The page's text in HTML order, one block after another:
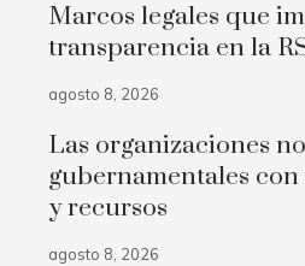
Marcos legales que
transparencia en la
agosto 8, 2026
Las organizaciones no
gubernamentales
y recursos
agosto 8, 2026